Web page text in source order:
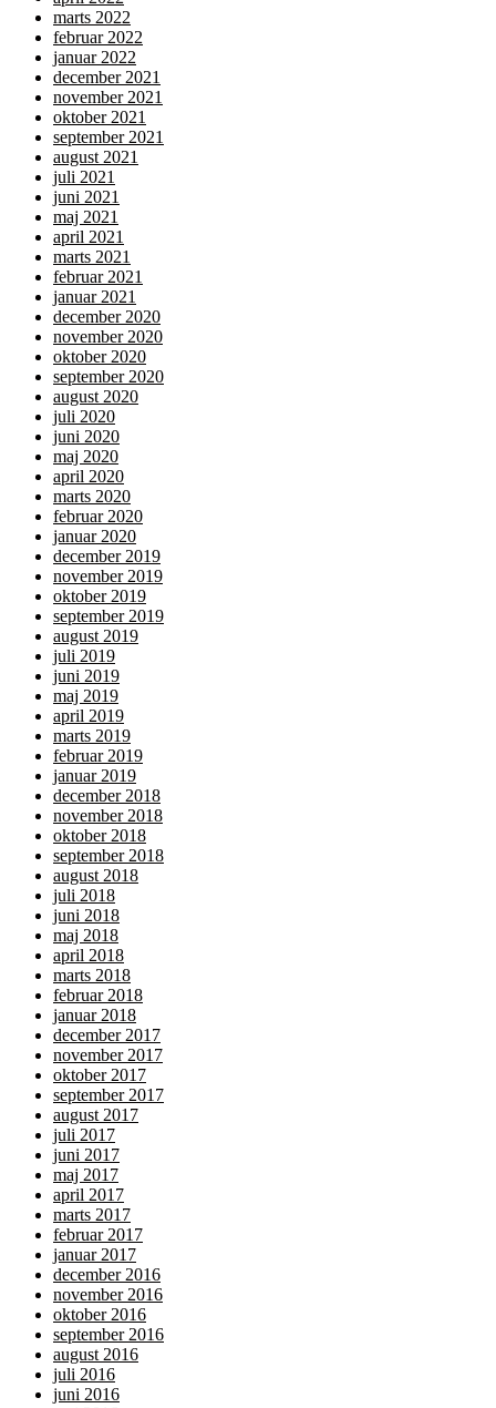
marts 2022
februar 2022
januar 2022
december 2021
november 2021
oktober 2021
september 2021
august 2021
juli 2021
juni 2021
maj 2021
april 2021
marts 2021
februar 2021
januar 2021
december 2020
november 2020
oktober 2020
september 2020
august 2020
juli 2020
juni 2020
maj 2020
april 2020
marts 2020
februar 2020
januar 2020
december 2019
november 2019
oktober 2019
september 2019
august 2019
juli 2019
juni 2019
maj 2019
april 2019
marts 2019
februar 2019
januar 2019
december 2018
november 2018
oktober 2018
september 2018
august 2018
juli 2018
juni 2018
maj 2018
april 2018
marts 2018
februar 2018
januar 2018
december 2017
november 2017
oktober 2017
september 2017
august 2017
juli 2017
juni 2017
maj 2017
april 2017
marts 2017
februar 2017
januar 2017
december 2016
november 2016
oktober 2016
september 2016
august 2016
juli 2016
juni 2016